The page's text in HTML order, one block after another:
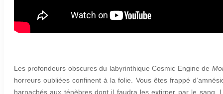
Les profondeurs obscures du labyrinthique Cosmic Engine de
horreurs oubliées confinent à la folie. Vous êtes frappé
harnachés aux ténèbres dont il faudra les extirper par le sang.